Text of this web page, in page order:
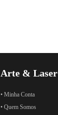
Arte & Laser
• Minha Conta
• Quem Somos